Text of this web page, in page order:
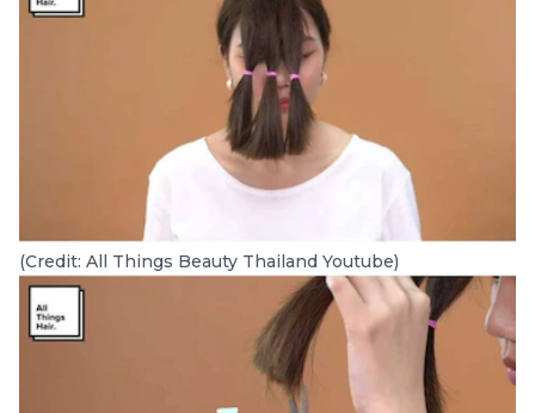
(Credit: All Things Beauty Thailand Youtube)